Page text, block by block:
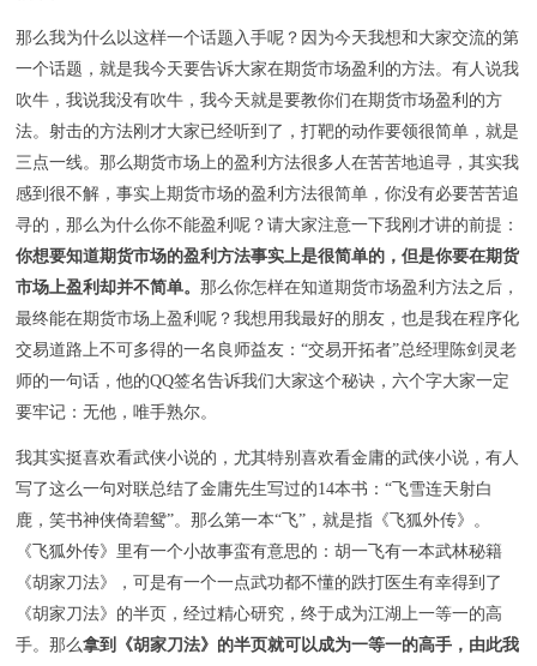
那么我为什么以这样一个话题入手呢？因为今天我想和大家交流的第
一个话题，就是我今天要告诉大家在期货市场盈利的方法。有人说我
吹牛，我说我没有吹牛，我今天就是要教你们在期货市场盈利的方
法。射击的方法刚才大家已经听到了，打靶的动作要领很简单，就是
三点一线。那么期货市场上的盈利方法很多人在苦苦地追寻，其实我
感到很不解，事实上期货市场的盈利方法很简单，你没有必要苦苦追
寻的，那么为什么你不能盈利呢？请大家注意一下我刚才讲的前提：
你想要知道期货市场的盈利方法事实上是很简单的，但是你要在期货
市场上盈利却并不简单。那么你怎样在知道期货市场盈利方法之后，
最终能在期货市场上盈利呢？我想用我最好的朋友，也是我在程序化
交易道路上不可多得的一名良师益友：“交易开拓者”总经理陈剑灵老
师的一句话，他的QQ签名告诉我们大家这个秘诀，六个字大家一定
要牢记：无他，唯手熟尔。
我其实挺喜欢看武侠小说的，尤其特别喜欢看金庸的武侠小说，有人
写了这么一句对联总结了金庸先生写过的14本书：“飞雪连天射白
鹿，笑书神侠倚碧鸳”。那么第一本“飞”，就是指《飞狐外传》。
《飞狐外传》里有一个小故事蛮有意思的：胡一飞有一本武林秘籍
《胡家刀法》，可是有一个一点武功都不懂的跌打医生有幸得到了
《胡家刀法》的半页，经过精心研究，终于成为江湖上一等一的高
手。那么拿到《胡家刀法》的半页就可以成为一等一的高手，由此我